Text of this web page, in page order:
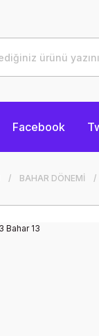
Facebook
BAHAR DÖNEMİ